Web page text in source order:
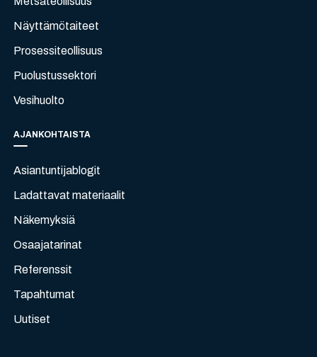
Näyttämötaiteet
Prosessiteollisuus
Puolustussektori
Vesihuolto
AJANKOHTAISTA
Asiantuntijablogit
Ladattavat materiaalit
Näkemyksiä
Osaajatarinat
Referenssit
Tapahtumat
Uutiset